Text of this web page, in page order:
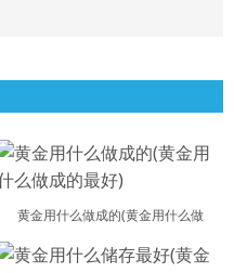
黄金用什么做成的(黄金用什么做